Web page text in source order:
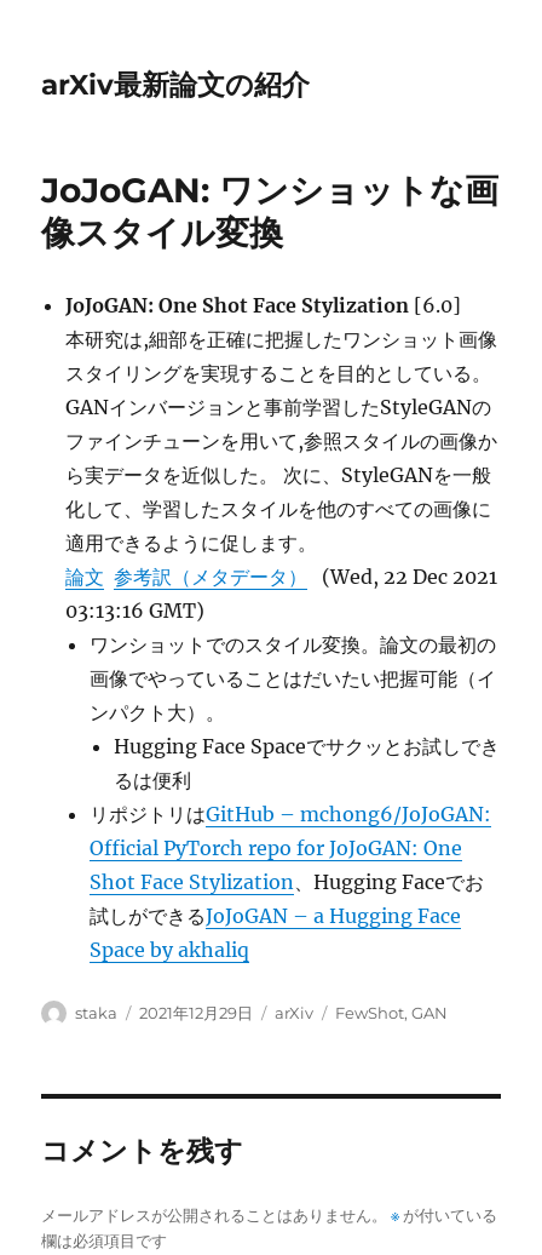
arXiv最新論文の紹介
JoJoGAN: ワンショットな画
像スタイル変換
JoJoGAN: One Shot Face Stylization [6.0]
本研究は,細部を正確に把握したワンショット画像
スタイリングを実現することを目的としている。
GANインバージョンと事前学習したStyleGANの
ファインチューンを用いて,参照スタイルの画像か
ら実データを近似した。 次に、StyleGANを一般
化して、学習したスタイルを他のすべての画像に
適用できるように促します。
論文 参考訳（メタデータ）
(Wed, 22 Dec 2021
03:13:16 GMT)
ワンショットでのスタイル変換。論文の最初の
画像でやっていることはだいたい把握可能（イ
ンパクト大）。
Hugging Face Spaceでサクッとお試しでき
るは便利
リポジトリはGitHub – mchong6/JoJoGAN:
Official PyTorch repo for JoJoGAN: One
Shot Face Stylization、Hugging Faceでお
試しができるJoJoGAN – a Hugging Face
Space by akhaliq
投
staka
投
2021年12月29日
カ
arXiv
タ
FewShot,GAN
コメントを残す
メールアドレスが公開されることはありません。 ※ が付いている
欄は必須項目です